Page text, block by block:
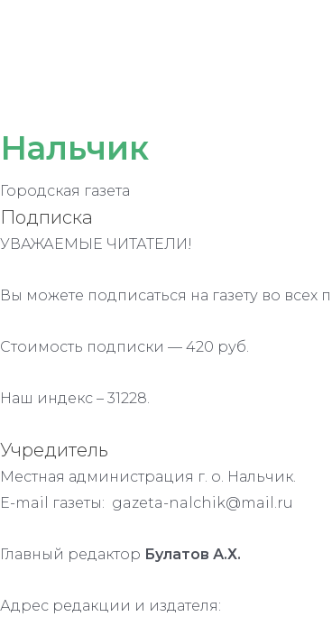
Нальчик
Городская газета
Подписка
УВАЖАЕМЫЕ ЧИТАТЕЛИ!
Вы можете подписаться на газету во всех
Стоимость подписки — 420 руб.
Наш индекс – 31228.
Учредитель
Местная администрация г. о. Нальчик.
E-mail газеты: gazeta-nalchik@mail.ru
Главный редактор Булатов А.Х.
Адрес редакции и издателя: